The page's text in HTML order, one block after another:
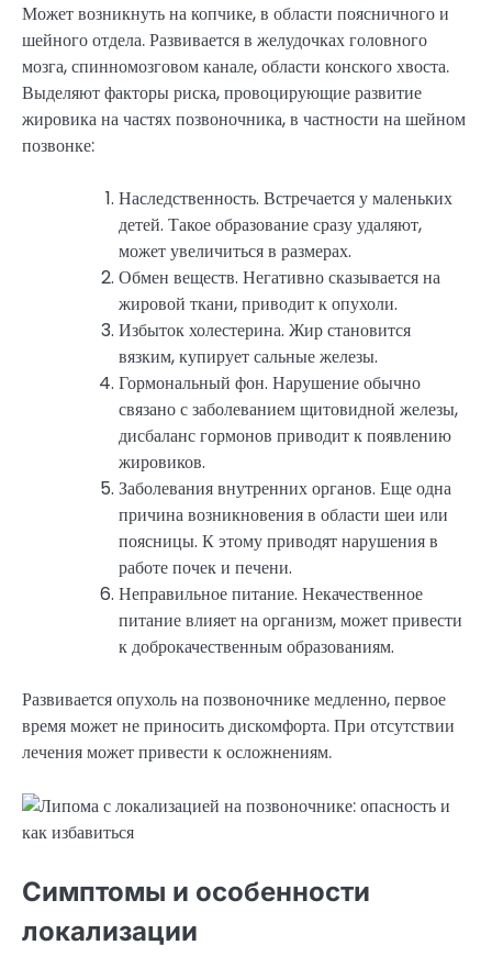
Может возникнуть на копчике, в области поясничного и
шейного отдела. Развивается в желудочках головного
мозга, спинномозговом канале, области конского хвоста.
Выделяют факторы риска, провоцирующие развитие
жировика на частях позвоночника, в частности на шейном
позвонке:
Наследственность. Встречается у маленьких
детей. Такое образование сразу удаляют,
может увеличиться в размерах.
Обмен веществ. Негативно сказывается на
жировой ткани, приводит к опухоли.
Избыток холестерина. Жир становится
вязким, купирует сальные железы.
Гормональный фон. Нарушение обычно
связано с заболеванием щитовидной железы,
дисбаланс гормонов приводит к появлению
жировиков.
Заболевания внутренних органов. Еще одна
причина возникновения в области шеи или
поясницы. К этому приводят нарушения в
работе почек и печени.
Неправильное питание. Некачественное
питание влияет на организм, может привести
к доброкачественным образованиям.
Развивается опухоль на позвоночнике медленно, первое
время может не приносить дискомфорта. При отсутствии
лечения может привести к осложнениям.
Симптомы и особенности
локализации